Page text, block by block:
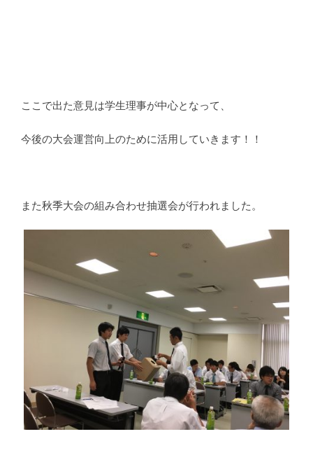
ここで出た意見は学生理事が中心となって、
今後の大会運営向上のために活用していきます！！
また秋季大会の組み合わせ抽選会が行われました。